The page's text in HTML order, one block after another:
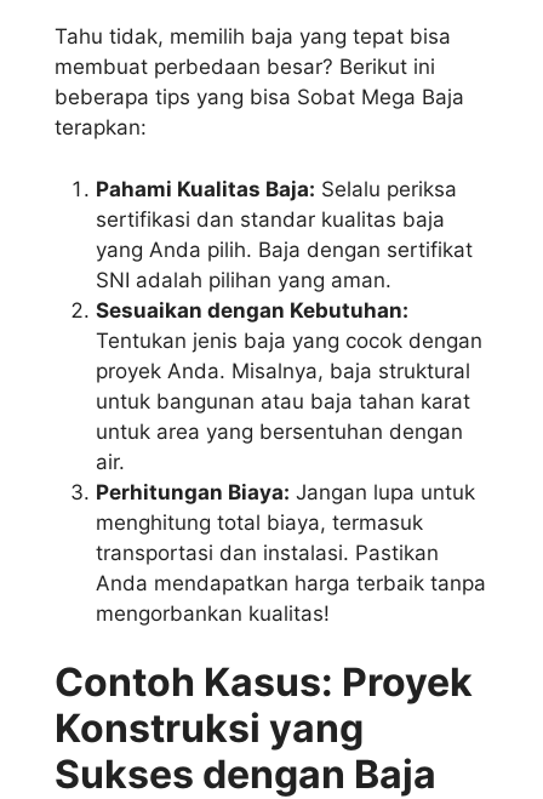
Tahu tidak, memilih baja yang tepat bisa
membuat perbedaan besar? Berikut ini
beberapa tips yang bisa Sobat Mega Baja
terapkan:
Pahami Kualitas Baja: Selalu periksa
sertifikasi dan standar kualitas baja
yang Anda pilih. Baja dengan sertifikat
SNI adalah pilihan yang aman.
Sesuaikan dengan Kebutuhan:
Tentukan jenis baja yang cocok dengan
proyek Anda. Misalnya, baja struktural
untuk bangunan atau baja tahan karat
untuk area yang bersentuhan dengan
air.
Perhitungan Biaya: Jangan lupa untuk
menghitung total biaya, termasuk
transportasi dan instalasi. Pastikan
Anda mendapatkan harga terbaik tanpa
mengorbankan kualitas!
Contoh Kasus: Proyek
Konstruksi yang
Sukses dengan Baja